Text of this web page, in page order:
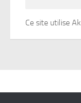
Ce site utilise